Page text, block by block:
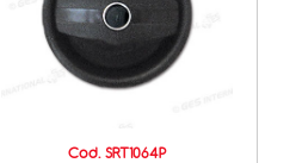
Cod. SRT1064P